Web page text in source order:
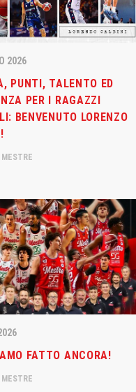
2026
PUNTI, TALENTO ED
PER I RAGAZZI
BENVENUTO LORENZO
FATTO ANCORA!